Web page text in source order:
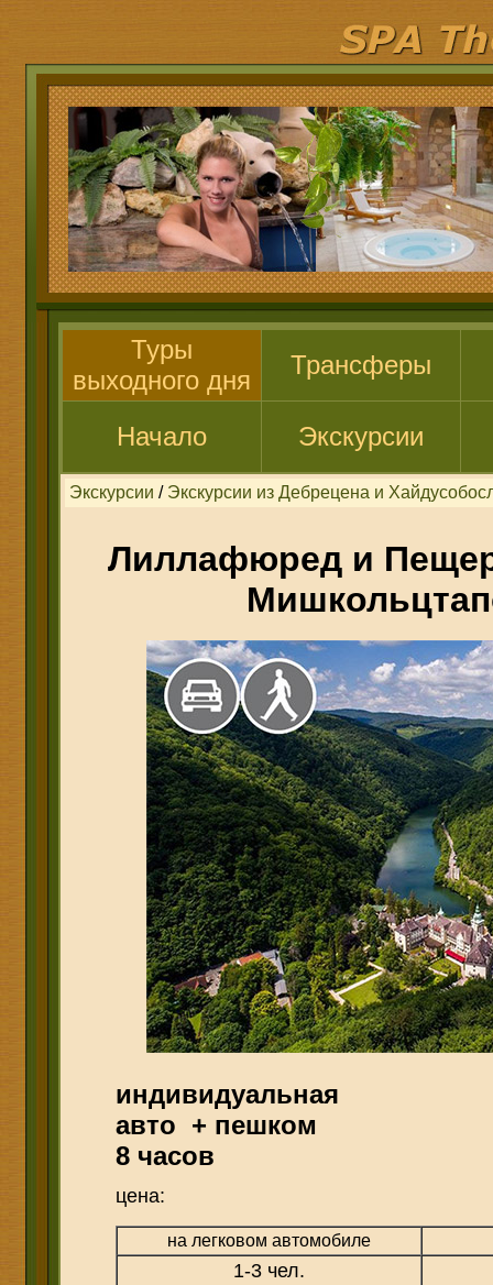
Туры
выходного дня
Трансферы
Начало Экскурсии
Экскурсии / Экскурсии из Дебрецена и
Лиллафюред и
индивидуальная
авто + пешком
8 часов
цена:
на легковом автомобиле
1-3 чел.